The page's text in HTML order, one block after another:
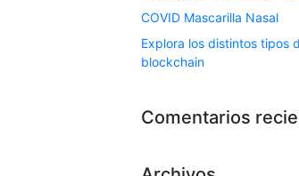
COVID Mascarilla Nasal
Explora los distintos tipos
blockchain
Comentarios